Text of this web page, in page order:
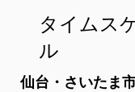
タイムス
ル
仙台・さいたま